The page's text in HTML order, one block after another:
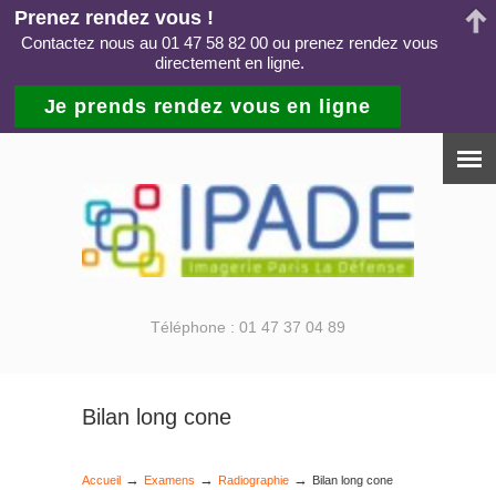
Téléphone : 01 47 37 04 89
Bilan long cone
Accueil → Examens → Radiographie → Bilan long cone
Prenez rendez vous !
Contactez nous au 01 47 58 82 00 ou prenez rendez vous
directement en ligne.
Je prends rendez vous en ligne